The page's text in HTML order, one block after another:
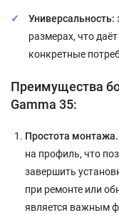
Универсальность:
размерах, что
конкретные
Преимущества
Gamma 35:
Простота монтажа.
на профиль, что
завершить
при ремонте или
является важным